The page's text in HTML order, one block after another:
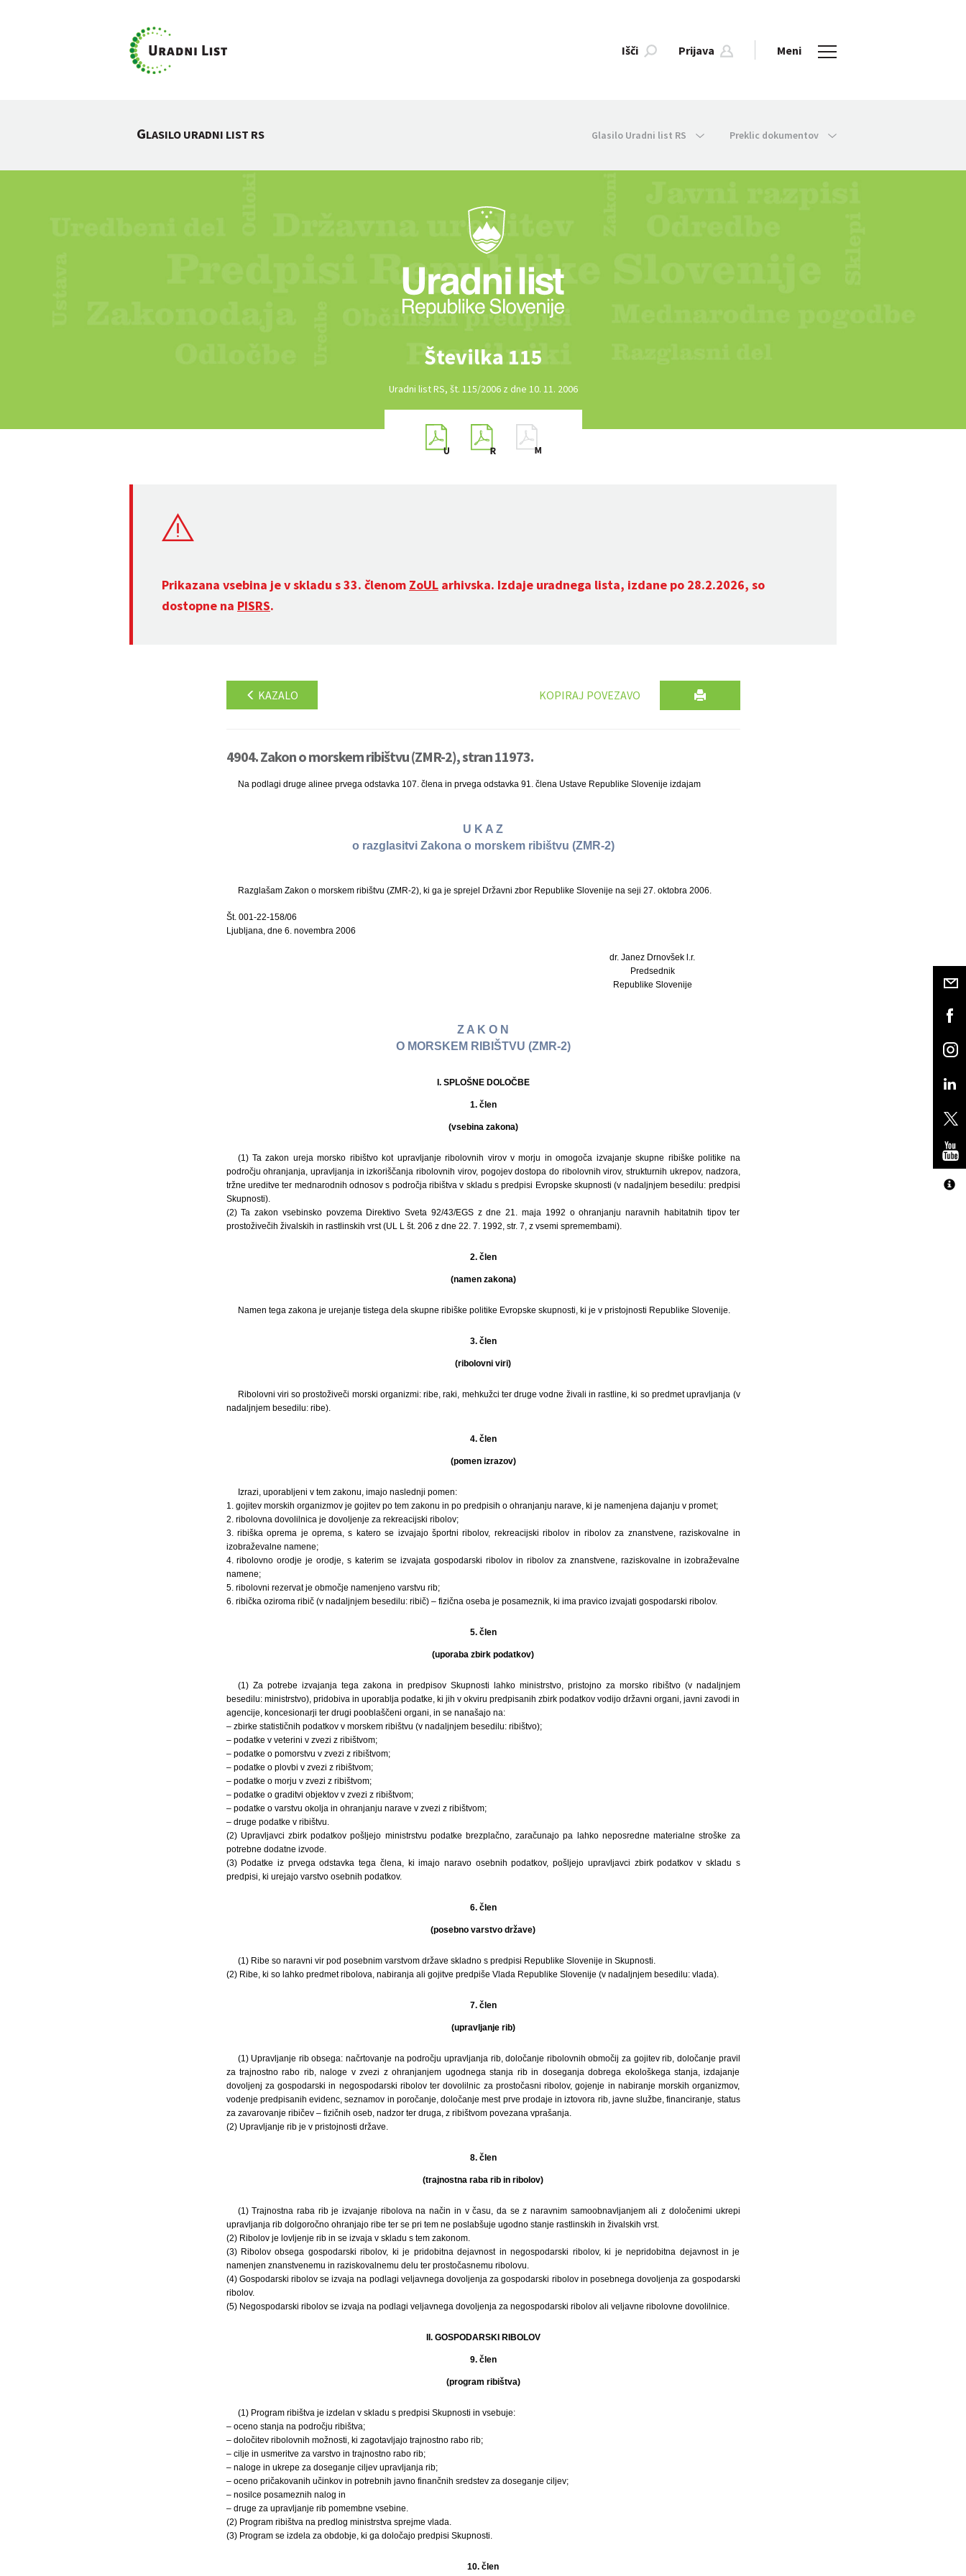
Išči Prijava Meni
GLASILO URADNI LIST RS Glasilo Uradni list RS Preklic dokumentov
Številka 115
Uradni list RS, št. 115/2006 z dne 10. 11. 2006
Prikazana vsebina je v skladu s 33. členom ZoUL arhivska. Izdaje uradnega lista, izdane po 28.2.2026, so
dostopne na PISRS.
KAZALO KOPIRAJ POVEZAVO
4904. Zakon o morskem ribištvu (ZMR-2), stran 11973.
Na podlagi druge alinee prvega odstavka 107. člena in prvega odstavka 91. člena Ustave Republike Slovenije izdajam
U K A Z
o razglasitvi Zakona o morskem ribištvu (ZMR-2)
Razglašam Zakon o morskem ribištvu (ZMR-2), ki ga je sprejel Državni zbor Republike Slovenije na seji 27. oktobra 2006.
Št. 001-22-158/06
Ljubljana, dne 6. novembra 2006
dr. Janez Drnovšek l.r.
Predsednik
Republike Slovenije
Z A K O N
O MORSKEM RIBIŠTVU (ZMR-2)
I. SPLOŠNE DOLOČBE
1. člen
(vsebina zakona)
(1) Ta zakon ureja morsko ribištvo kot upravljanje ribolovnih virov v morju in omogoča izvajanje skupne ribiške politike na
področju ohranjanja, upravljanja in izkoriščanja ribolovnih virov, pogojev dostopa do ribolovnih virov, strukturnih ukrepov, nadzora,
tržne ureditve ter mednarodnih odnosov s področja ribištva v skladu s predpisi Evropske skupnosti (v nadaljnjem besedilu: predpisi
Skupnosti).
(2) Ta zakon vsebinsko povzema Direktivo Sveta 92/43/EGS z dne 21. maja 1992 o ohranjanju naravnih habitatnih tipov ter
prostoživečih živalskih in rastlinskih vrst (UL L št. 206 z dne 22. 7. 1992, str. 7, z vsemi spremembami).
2. člen
(namen zakona)
Namen tega zakona je urejanje tistega dela skupne ribiške politike Evropske skupnosti, ki je v pristojnosti Republike Slovenije.
3. člen
(ribolovni viri)
Ribolovni viri so prostoživeči morski organizmi: ribe, raki, mehkužci ter druge vodne živali in rastline, ki so predmet upravljanja (v
nadaljnjem besedilu: ribe).
4. člen
(pomen izrazov)
Izrazi, uporabljeni v tem zakonu, imajo naslednji pomen:
1. gojitev morskih organizmov je gojitev po tem zakonu in po predpisih o ohranjanju narave, ki je namenjena dajanju v promet;
2. ribolovna dovolilnica je dovoljenje za rekreacijski ribolov;
3. ribiška oprema je oprema, s katero se izvajajo športni ribolov, rekreacijski ribolov in ribolov za znanstvene, raziskovalne in
izobraževalne namene;
4. ribolovno orodje je orodje, s katerim se izvajata gospodarski ribolov in ribolov za znanstvene, raziskovalne in izobraževalne
namene;
5. ribolovni rezervat je območje namenjeno varstvu rib;
6. ribička oziroma ribič (v nadaljnjem besedilu: ribič) – fizična oseba je posameznik, ki ima pravico izvajati gospodarski ribolov.
5. člen
(uporaba zbirk podatkov)
(1) Za potrebe izvajanja tega zakona in predpisov Skupnosti lahko ministrstvo, pristojno za morsko ribištvo (v nadaljnjem
besedilu: ministrstvo), pridobiva in uporablja podatke, ki jih v okviru predpisanih zbirk podatkov vodijo državni organi, javni zavodi in
agencije, koncesionarji ter drugi pooblaščeni organi, in se nanašajo na:
– zbirke statističnih podatkov v morskem ribištvu (v nadaljnjem besedilu: ribištvo);
– podatke v veterini v zvezi z ribištvom;
– podatke o pomorstvu v zvezi z ribištvom;
– podatke o plovbi v zvezi z ribištvom;
– podatke o morju v zvezi z ribištvom;
– podatke o graditvi objektov v zvezi z ribištvom;
– podatke o varstvu okolja in ohranjanju narave v zvezi z ribištvom;
– druge podatke v ribištvu.
(2) Upravljavci zbirk podatkov pošljejo ministrstvu podatke brezplačno, zaračunajo pa lahko neposredne materialne stroške za
potrebne dodatne izvode.
(3) Podatke iz prvega odstavka tega člena, ki imajo naravo osebnih podatkov, pošljejo upravljavci zbirk podatkov v skladu s
predpisi, ki urejajo varstvo osebnih podatkov.
6. člen
(posebno varstvo države)
(1) Ribe so naravni vir pod posebnim varstvom države skladno s predpisi Republike Slovenije in Skupnosti.
(2) Ribe, ki so lahko predmet ribolova, nabiranja ali gojitve predpiše Vlada Republike Slovenije (v nadaljnjem besedilu: vlada).
7. člen
(upravljanje rib)
(1) Upravljanje rib obsega: načrtovanje na področju upravljanja rib, določanje ribolovnih območij za gojitev rib, določanje pravil
za trajnostno rabo rib, naloge v zvezi z ohranjanjem ugodnega stanja rib in doseganja dobrega ekološkega stanja, izdajanje
dovoljenj za gospodarski in negospodarski ribolov ter dovolilnic za prostočasni ribolov, gojenje in nabiranje morskih organizmov,
vodenje predpisanih evidenc, seznamov in poročanje, določanje mest prve prodaje in iztovora rib, javne službe, financiranje, status
za zavarovanje ribičev – fizičnih oseb, nadzor ter druga, z ribištvom povezana vprašanja.
(2) Upravljanje rib je v pristojnosti države.
8. člen
(trajnostna raba rib in ribolov)
(1) Trajnostna raba rib je izvajanje ribolova na način in v času, da se z naravnim samoobnavljanjem ali z določenimi ukrepi
upravljanja rib dolgoročno ohranjajo ribe ter se pri tem ne poslabšuje ugodno stanje rastlinskih in živalskih vrst.
(2) Ribolov je lovljenje rib in se izvaja v skladu s tem zakonom.
(3) Ribolov obsega gospodarski ribolov, ki je pridobitna dejavnost in negospodarski ribolov, ki je nepridobitna dejavnost in je
namenjen znanstvenemu in raziskovalnemu delu ter prostočasnemu ribolovu.
(4) Gospodarski ribolov se izvaja na podlagi veljavnega dovoljenja za gospodarski ribolov in posebnega dovoljenja za gospodarski
ribolov.
(5) Negospodarski ribolov se izvaja na podlagi veljavnega dovoljenja za negospodarski ribolov ali veljavne ribolovne dovolilnice.
II. GOSPODARSKI RIBOLOV
9. člen
(program ribištva)
(1) Program ribištva je izdelan v skladu s predpisi Skupnosti in vsebuje:
– oceno stanja na področju ribištva;
– določitev ribolovnih možnosti, ki zagotavljajo trajnostno rabo rib;
– cilje in usmeritve za varstvo in trajnostno rabo rib;
– naloge in ukrepe za doseganje ciljev upravljanja rib;
– oceno pričakovanih učinkov in potrebnih javno finančnih sredstev za doseganje ciljev;
– nosilce posameznih nalog in
– druge za upravljanje rib pomembne vsebine.
(2) Program ribištva na predlog ministrstva sprejme vlada.
(3) Program se izdela za obdobje, ki ga določajo predpisi Skupnosti.
10. člen